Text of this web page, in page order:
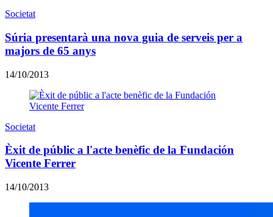
Societat
Súria presentarà una nova guia de serveis per a
majors de 65 anys
14/10/2013
Societat
Èxit de públic a l'acte benèfic de la Fundación
Vicente Ferrer
14/10/2013